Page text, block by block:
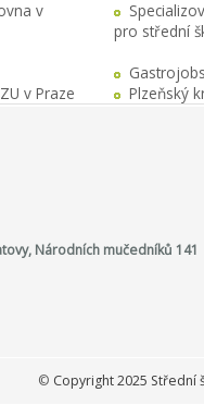
v
pro střední
v Praze
Plzeňský
Národních mučedníků 141
© Copyright 2025 Střední